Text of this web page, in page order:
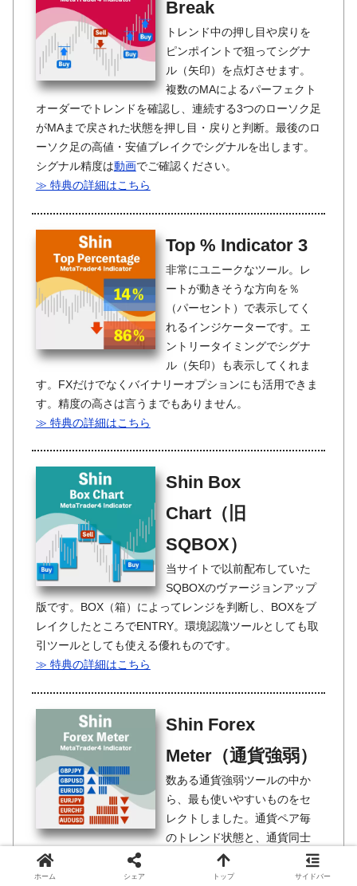
Break
トレンド中の押し目や戻りを
ピンポイントで狙ってシグナ
ル（矢印）を点灯させます。
複数のMAによるパーフェクト
オーダーでトレンドを確認し、連続する3つのローソク足
がMAまで戻された状態を押し目・戻りと判断。最後のロ
ーソク足の高値・安値ブレイクでシグナルを出します。
シグナル精度は動画でご確認ください。
≫ 特典の詳細はこちら
Top % Indicator 3
非常にユニークなツール。レ
ートが動きそうな方向を％
（パーセント）で表示してく
れるインジケーターです。エ
ントリータイミングでシグナ
ル（矢印）も表示してくれま
す。FXだけでなくバイナリーオプションにも活用できま
す。精度の高さは言うまでもありません。
≫ 特典の詳細はこちら
Shin Box
Chart（旧
SQBOX）
当サイトで以前配布していた
SQBOXのヴァージョンアップ
版です。BOX（箱）によってレンジを判断し、BOXをブ
レイクしたところでENTRY。環境認識ツールとしても取
引ツールとしても使える優れものです。
≫ 特典の詳細はこちら
Shin Forex
Meter（通貨強弱）
数ある通貨強弱ツールの中か
ら、最も使いやすいものをセ
レクトしました。通貨ペア毎
のトレンド状態と、通貨同士
の強弱をグラフで表示してくれるツールです。強い通貨
を買い、弱い通貨を売る、これが売買の基本です。意識
ホーム シェア トップ サイドバー